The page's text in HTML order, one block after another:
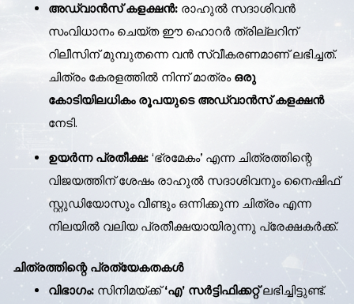
അഡ്വാൻസ് കളക്ഷൻ: രാഹുൽ സദാശിവൻ
സംവിധാനം ചെയ്ത ഈ ഹൊറർ ത്രില്ലറിന്
റിലീസിന് മുമ്പുതന്നെ വൻ സ്വീകരണമാണ് ലഭിച്ചത്.
ചിത്രം കേരളത്തിൽ നിന്ന് മാത്രം ഒരു
കോടിയിലധികം രൂപയുടെ അഡ്വാൻസ് കളക്ഷൻ
നേടി.
ഉയർന്ന പ്രതീക്ഷ: ‘ഭ്രമേകം’ എന്ന ചിത്രത്തിന്റെ
വിജയത്തിന് ശേഷം രാഹുൽ സദാശിവനും നൈഷിഫ്
സ്റ്റുഡിയോസും വീണ്ടും ഒന്നിക്കുന്ന ചിത്രം എന്ന
നിലയിൽ വലിയ പ്രതീക്ഷയായിരുന്നു പ്രേക്ഷകർക്ക്.
ചിത്രത്തിന്റെ പ്രത്യേകതകൾ
വിഭാഗം: സിനിമയ്ക്ക്‘എ’ സർട്ടിഫിക്കറ്റ്ലഭിച്ചിട്ടുണ്ട്.